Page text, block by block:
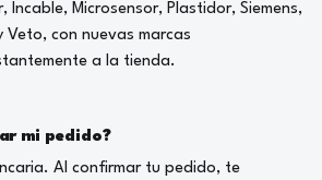
Incable, Microsensor, Plastidor, Siemens,
Veto, con nuevas marcas
a la tienda.
mi pedido?
Al confirmar tu pedido, te